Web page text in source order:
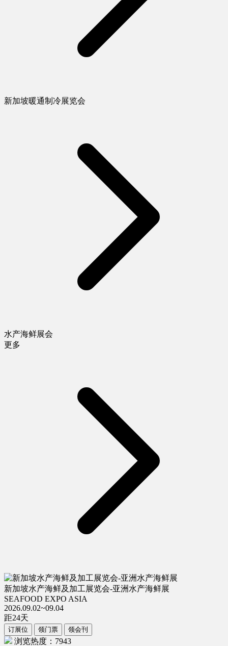
新加坡暖通制冷展览会
水产海鲜展会
更多
新加坡水产海鲜及加工展览会-亚洲水产海鲜展
SEAFOOD EXPO ASIA
2026.09.02~09.04
距24天
订展位 领门票 领会刊
浏览热度：7943